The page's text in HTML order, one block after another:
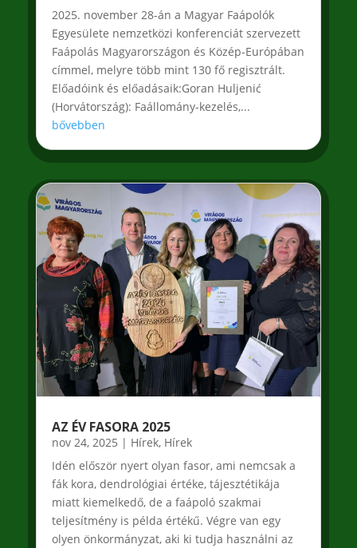
2025. november 28-án a Magyar Faápolók
Egyesülete nemzetközi konferenciát szervezett
Faápolás Magyarországon és Közép-Európában
címmel, melyre több mint 130 fő regisztrált.
Előadóink és előadásaik:Goran Huljenić
(Horvátország): Faállomány-kezelés,...
bővebben
AZ ÉV FASORA 2025
nov 24, 2025 | Hírek, Hírek
Idén először nyert olyan fasor, ami nemcsak a
fák kora, dendrológiai értéke, tájesztétikája
miatt kiemelkedő, de a faápoló szakmai
teljesítmény is példa értékű. Végre van egy
olyen önkormányzat, aki ki tudja használni az